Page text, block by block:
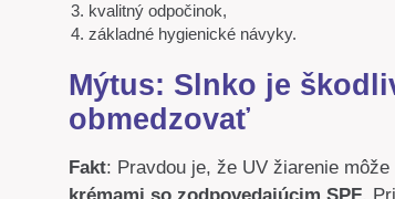
kvalitný odpočinok,
základné hygienické návyky.
Mýtus: Slnko je
obmedzovať
Fakt: Pravdou je, že UV žiarenie
krémami so zodpovedajúcim SPF.